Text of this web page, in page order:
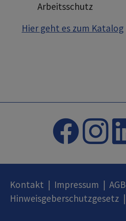
Arbeitsschutz
Hier geht es zum Katalog
Kontakt Impressum AGB
Hinweisgeberschutzgesetz